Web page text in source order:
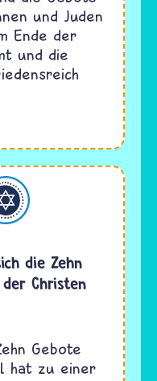
und Juden
Ende der
und die
die Zehn
Christen
Gebote
hat zu einer